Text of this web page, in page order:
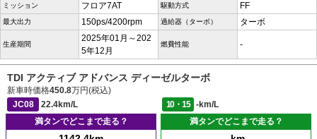
ミッション フロア7AT 駆動方式 FF
最大出力 150ps/4200rpm 過給器（ターボ） ターボ
生産期間
2025年01月～202
5年12月
燃費性能 -
TDI アクティブ アドバンス ディーゼルターボ
新車時価格450.8万円(税込)
JC08
22.4km/L 10・15
-km/L
満タンでどこまで走る？
満タンでどこまで走る？